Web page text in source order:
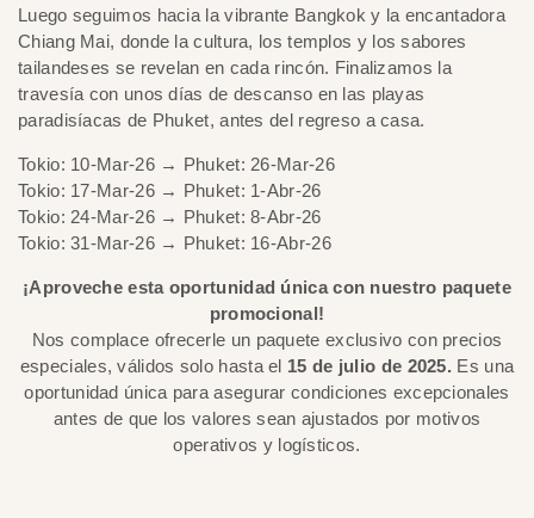
Luego seguimos hacia la vibrante Bangkok y la encantadora
Chiang Mai, donde la cultura, los templos y los sabores
tailandeses se revelan en cada rincón. Finalizamos la
travesía con unos días de descanso en las playas
paradisíacas de Phuket, antes del regreso a casa.
Tokio: 10-Mar-26 → Phuket: 26-Mar-26
Tokio: 17-Mar-26 → Phuket: 1-Abr-26
Tokio: 24-Mar-26 → Phuket: 8-Abr-26
Tokio: 31-Mar-26 → Phuket: 16-Abr-26
¡Aproveche esta oportunidad única con nuestro paquete
promocional!
Nos complace ofrecerle un paquete exclusivo con precios
especiales, válidos solo hasta el 15 de julio de 2025. Es una
oportunidad única para asegurar condiciones excepcionales
antes de que los valores sean ajustados por motivos
operativos y logísticos.